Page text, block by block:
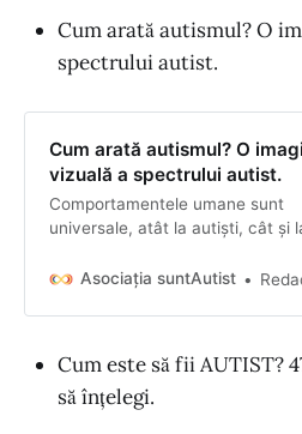
Cum arată autismul? O
spectrului autist.
Cum arată autismul? O
vizuală a spectrului autist.
Comportamentele umane sunt
universale, atât la autiști, cât și
intensitatea lor, contextul și
Asociația suntAutist Redacția
Cum este să fii AUTIST?
să înțelegi.